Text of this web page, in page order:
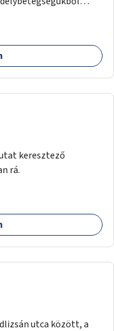
program a közvetlen
gazdálkodásba is
keresztező
rá.
utca között, a